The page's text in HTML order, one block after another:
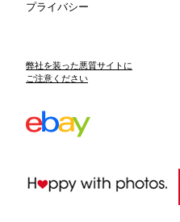
プライバシー
弊社を装った悪質サイトに
ご注意ください